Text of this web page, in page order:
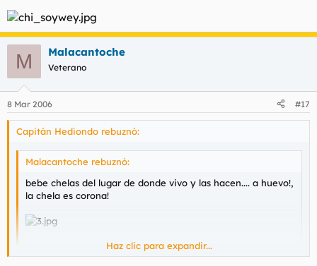
M Malacantoche
Veterano
8 Mar 2006 #17
Capitán Hediondo rebuznó:
Malacantoche rebuznó:
bebe chelas del lugar de donde vivo y las hacen.... a huevo!,
la chela es corona!
Haz clic para expandir...
Haz clic para expandir...